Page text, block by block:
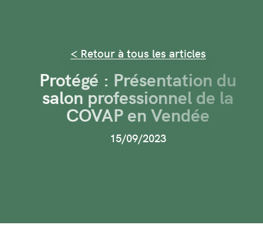
< Retour à tous les articles
Protégé : Présentation du
salon professionnel de la
COVAP en Vendée
15/09/2023